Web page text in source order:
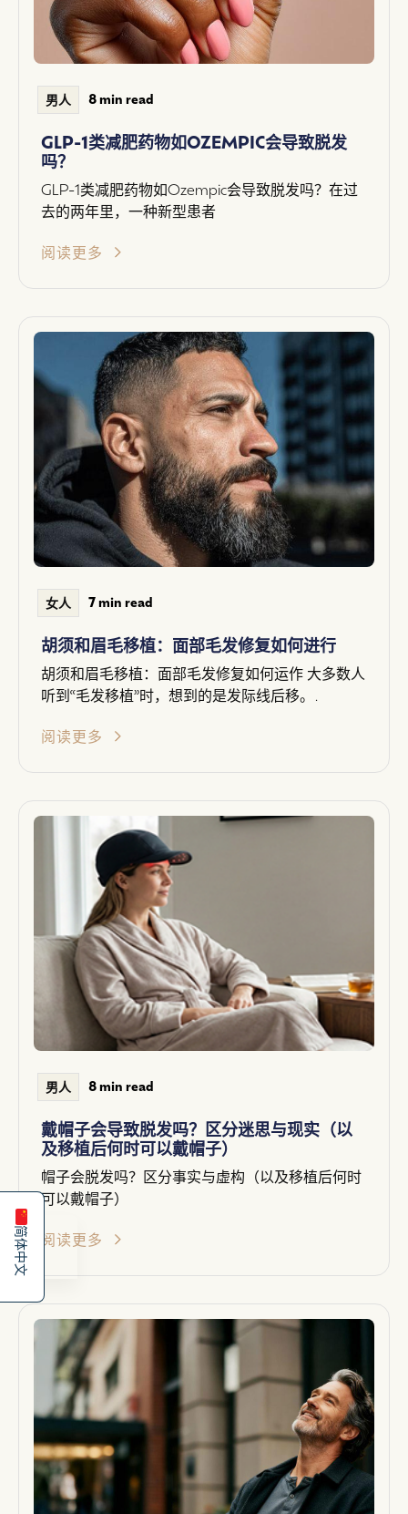
男人 8 min read
GLP-1类减肥药物如OZEMPIC会导致脱发
吗？
GLP-1类减肥药物如Ozempic会导致脱发吗？在过
去的两年里，一种新型患者
阅读更多
女人 7 min read
胡须和眉毛移植：面部毛发修复如何进行
胡须和眉毛移植：面部毛发修复如何运作 大多数人
听到“毛发移植”时，想到的是发际线后移。.
阅读更多
男人 8 min read
戴帽子会导致脱发吗？区分迷思与现实（以
及移植后何时可以戴帽子）
帽子会脱发吗？区分事实与虚构（以及移植后何时
可以戴帽子）
阅读更多
简体中文
English
Español